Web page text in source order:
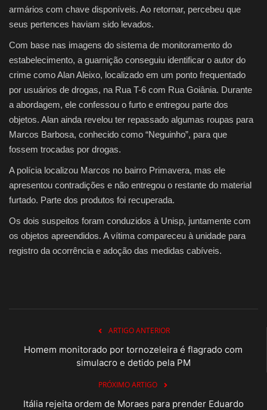
armários com chave disponíveis. Ao retornar, percebeu que
seus pertences haviam sido levados.
Com base nas imagens do sistema de monitoramento do
estabelecimento, a guarnição conseguiu identificar o autor do
crime como Alan Aleixo, localizado em um ponto frequentado
por usuários de drogas, na Rua T-6 com Rua Goiânia. Durante
a abordagem, ele confessou o furto e entregou parte dos
objetos. Alan ainda revelou ter repassado algumas roupas para
Marcos Barbosa, conhecido como “Neguinho”, para que
fossem trocadas por drogas.
A polícia localizou Marcos no bairro Primavera, mas ele
apresentou contradições e não entregou o restante do material
furtado. Parte dos produtos foi recuperada.
Os dois suspeitos foram conduzidos à Unisp, juntamente com
os objetos apreendidos. A vítima compareceu à unidade para
registro da ocorrência e adoção das medidas cabíveis.
ARTIGO ANTERIOR
Homem monitorado por tornozeleira é flagrado com
simulacro e detido pela PM
PRÓXIMO ARTIGO
Itália rejeita ordem de Moraes para prender Eduardo